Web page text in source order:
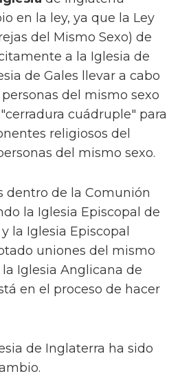
en la ley, ya que la Ley
del Mismo Sexo) de
a la Iglesia de
de Gales llevar a cabo
del mismo sexo
cuádruple" para
religiosos del
del mismo sexo.
dentro de la Comunión
la Iglesia Episcopal de
la Iglesia Episcopal
uniones del mismo
Iglesia Anglicana de
en el proceso de hacer
de Inglaterra ha sido